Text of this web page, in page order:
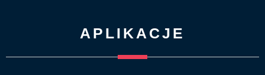
APLIKACJE